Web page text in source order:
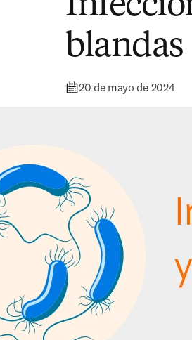
blandas
20 de mayo de 2024